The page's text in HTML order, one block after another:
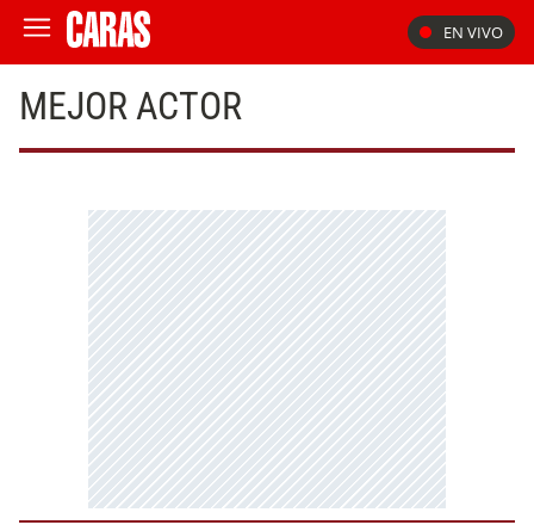
EN VIVO
MEJOR ACTOR